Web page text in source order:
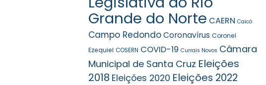
Grande do Norte CAERN Caicó
Campo Redondo Coronavírus Coronel
Ezequiel COSERN COVID-19 Currais Novos Câmara
Municipal de Santa Cruz Eleições
2018 Eleições 2020 Eleições 2022